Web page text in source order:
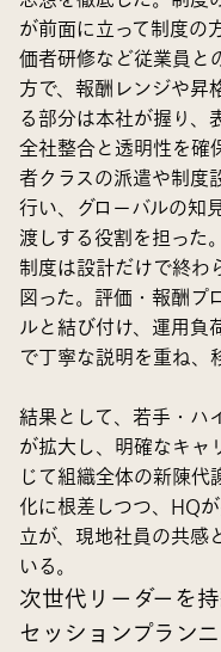
が前面に立って制度の
価者研修など従業員と
方で、報酬レンジや昇
る部分は本社が握り、
全社整合と透明性を確
者クラスの派遣や制度
行い、グローバルの知
渡しする役割を担った。
制度は設計だけで終わ
図った。評価・報酬プ
ルと結び付け、運用負
で丁寧な説明を重ね、
結果として、若手・ハ
が拡大し、明確なキャ
じて組織全体の新陳代
化に根差しつつ、HQ
立が、現地社員の共感
いる。
次世代リーダーを
セッションプラン